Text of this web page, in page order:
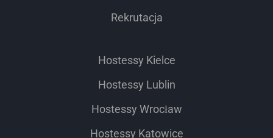
Rekrutacja
Hostessy Kielce
Hostessy Lublin
Hostessy Wrocław
Hostessy Katowice